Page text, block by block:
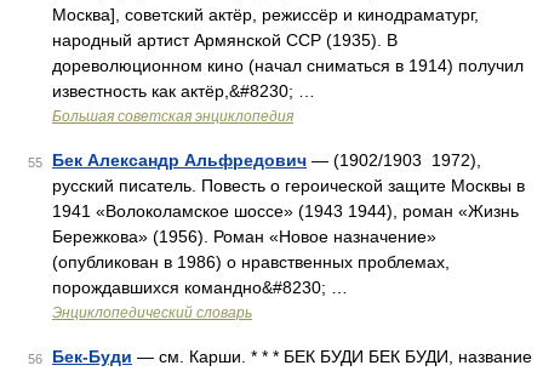
Москва], советский актёр, режиссёр и кинодраматург,
народный артист Армянской ССР (1935). В
дореволюционном кино (начал сниматься в 1914) получил
известность как актёр,&#8230; …
Большая советская энциклопедия
55 Бек Александр Альфредович — (1902/1903 1972),
русский писатель. Повесть о героической защите Москвы в
1941 «Волоколамское шоссе» (1943 1944), роман «Жизнь
Бережкова» (1956). Роман «Новое назначение»
(опубликован в 1986) о нравственных проблемах,
порождавшихся командно&#8230; …
Энциклопедический словарь
56 Бек-Буди — см. Карши. * * * БЕК БУДИ БЕК БУДИ, название